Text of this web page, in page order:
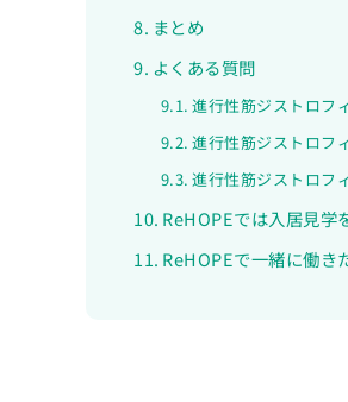
まとめ
よくある質問
進行性筋ジストロフ
進行性筋ジストロフ
進行性筋ジストロフ
ReHOPEでは入居見学
ReHOPEで一緒に働き